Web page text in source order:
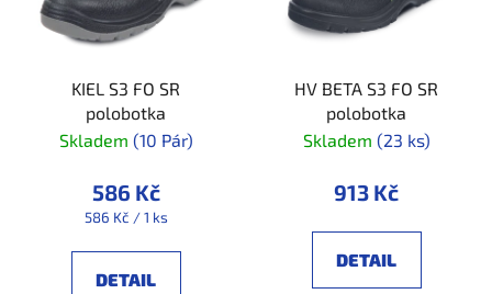
KIEL S3 FO SR
polobotka
Skladem (10 Pár)
586 Kč
Měrná
586 Kč / 1 ks
DETAIL
HV BETA S3 FO SR
polobotka
Skladem (23 ks)
913 Kč
DETAIL